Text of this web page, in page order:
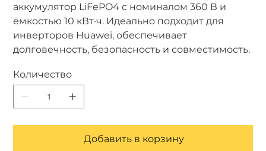
аккумулятор LiFePO4 с номиналом 360 В и
ёмкостью 10 кВт·ч. Идеально подходит для
инверторов Huawei, обеспечивает
долговечность, безопасность и совместимость.
Количество
Добавить в корзину